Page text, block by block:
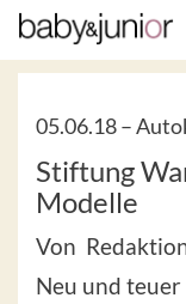
05.06.18 –
Stiftung
Modelle
Von
Neu und